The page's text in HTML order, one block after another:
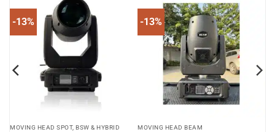
-13%
MOVING HEAD SPOT, BSW & HYBRID
-13%
MOVING HEAD BEAM